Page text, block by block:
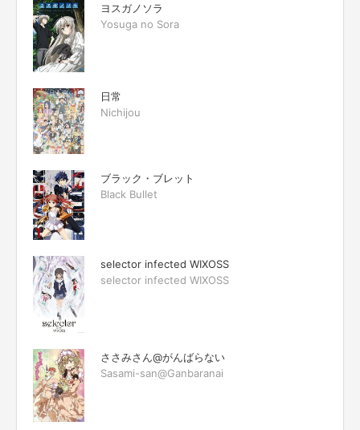
ヨスガノソラ
Yosuga no Sora
日常
Nichijou
ブラック・ブレット
Black Bullet
selector infected WIXOSS
selector infected WIXOSS
ささみさん@がんばらない
Sasami-san@Ganbaranai